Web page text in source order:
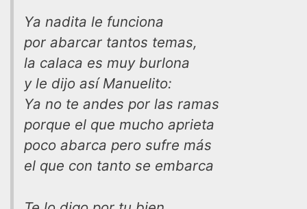
Ya nadita le funciona
por abarcar tantos temas,
la calaca es muy burlona
y le dijo así Manuelito:
Ya no te andes por las ramas
porque el que mucho aprieta
poco abarca pero sufre más
el que con tanto se embarca